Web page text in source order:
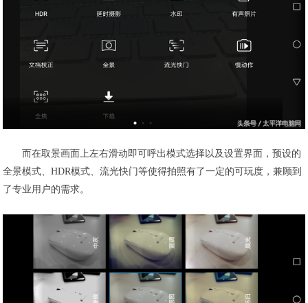
而在取景画面上左右滑动即可呼出模式选择以及设置界面，预设的
全景模式、HDR模式、流光快门等使得拍照有了一定的可玩度，兼顾到
了专业用户的需求。